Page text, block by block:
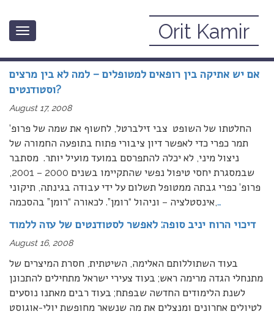
Toggle
Orit Kamir
אם יש אתיקה בין רופאים למטופלים – למה לא בין מרצים
וסטודנטים?
August 17, 2008
החלטתו של השופט צבי זילברטל, לחשוף את שמה של פרופ’
תמר כפרי כדי לאפשר דיון ציבורי פתוח בתופעה החמורה של
ניצול מיני, לא יכלה להתפרסם במועד מועיל יותר. מסתבר
שבמסגרת יחסי טיפול נפשי שהתקיימו בשנים 2000 – 2001,
פרופ’ כפרי גבתה ממטופל תשלום על ידי עבודה בגינתה, תיקוני
אינסטלציה – וניהול “רומן”. לכאורה “רומן” בהסכמה,…
דיכוי הרוח יניב סופה: לאפשר לסטודנטים של עזה ללמוד
August 16, 2008
בעוד השתוללותם האלימה, השיטתית, חסרת המיצרים של
מתנחלי הגדה מרימה ראש; בעוד צעירי ישראל מתחילים להתכונן
לשנת הלימודים החדשה שבפתח; בעוד רבים מאתנו נוסעים
לטיולים אחרונים ומנצלים את מה שנשאר מחופשת יולי-אוגוסט